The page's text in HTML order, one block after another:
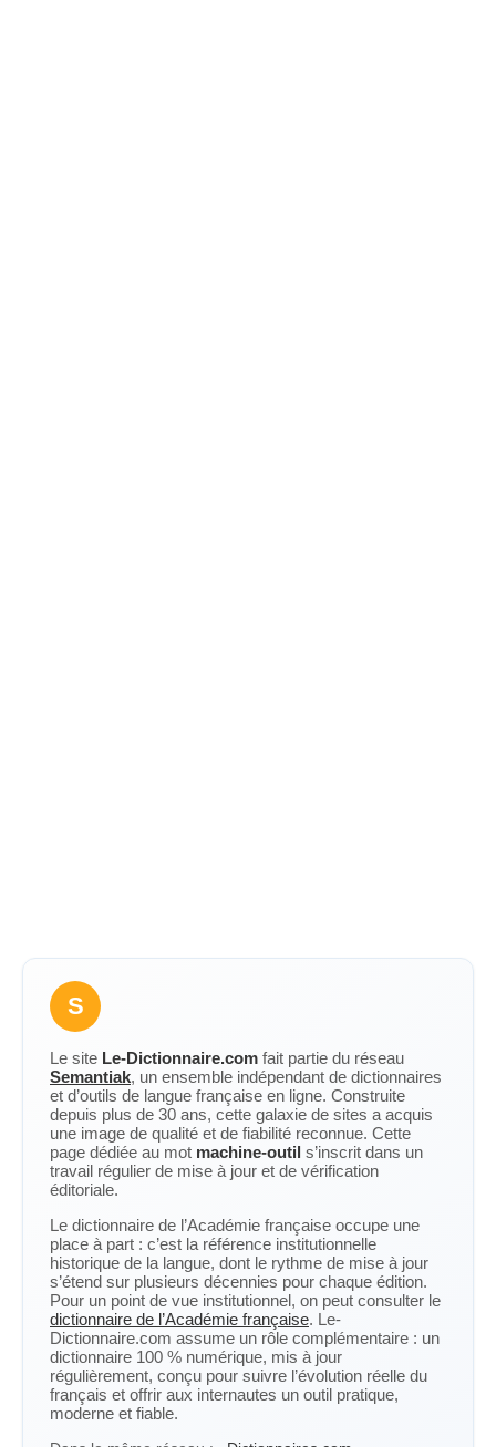
S
Le site Le-Dictionnaire.com fait partie du réseau
Semantiak, un ensemble indépendant de dictionnaires
et d’outils de langue française en ligne. Construite
depuis plus de 30 ans, cette galaxie de sites a acquis
une image de qualité et de fiabilité reconnue. Cette
page dédiée au mot machine-outil s’inscrit dans un
travail régulier de mise à jour et de vérification
éditoriale.
Le dictionnaire de l’Académie française occupe une
place à part : c’est la référence institutionnelle
historique de la langue, dont le rythme de mise à jour
s’étend sur plusieurs décennies pour chaque édition.
Pour un point de vue institutionnel, on peut consulter le
dictionnaire de l’Académie française. Le-
Dictionnaire.com assume un rôle complémentaire : un
dictionnaire 100 % numérique, mis à jour
régulièrement, conçu pour suivre l’évolution réelle du
français et offrir aux internautes un outil pratique,
moderne et fiable.